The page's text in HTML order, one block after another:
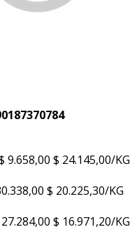
9.658,00 $ 24.145,00/KG
$ 20.225,30/KG
$ 16.971,20/KG